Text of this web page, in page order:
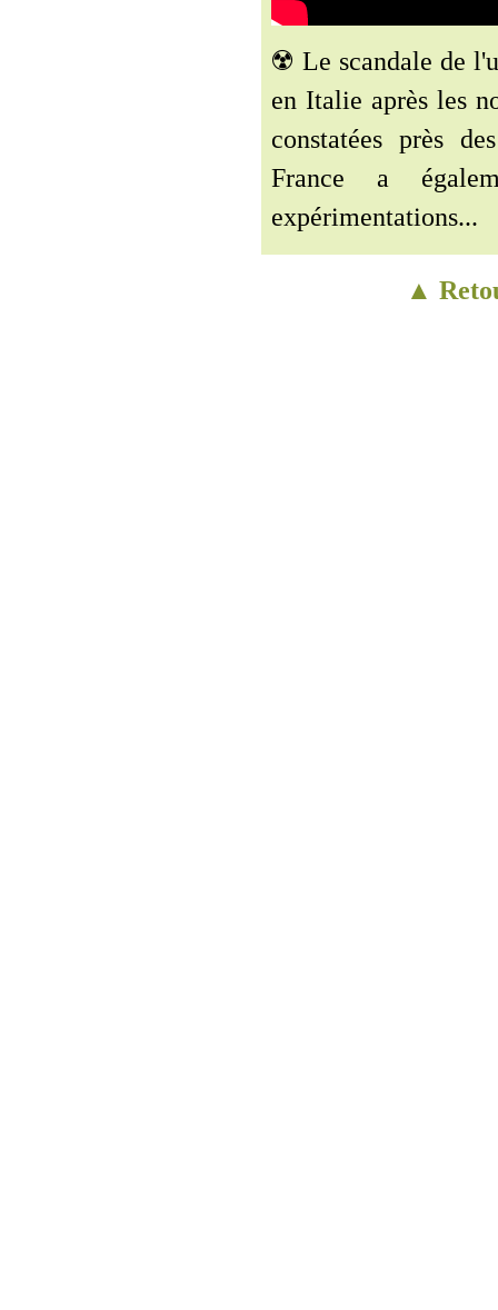
☢️ Le scandale de
en Italie après les
constatées près
France a
expérimentations...
▲